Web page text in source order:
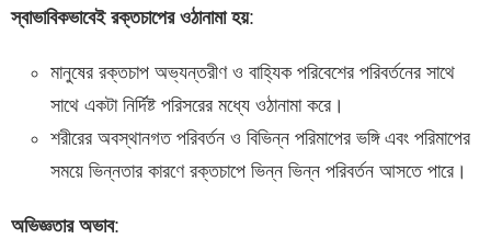
স্বাভাবিকভাবেই রক্তচাপের ওঠানামা হয়:
মানুষের রক্তচাপ অভ্যন্তরীণ ও বাহ্যিক পরিবেশের পরিবর্তনের সাথে
সাথে একটা নির্দিষ্ট পরিসরের মধ্যে ওঠানামা করে।
শরীরের অবস্থানগত পরিবর্তন ও বিভিন্ন পরিমাপের ভঙ্গি এবং পরিমাপের
সময়ে ভিন্নতার কারণে রক্তচাপে ভিন্ন ভিন্ন পরিবর্তন আসতে পারে।
অভিজ্ঞতার অভাব: